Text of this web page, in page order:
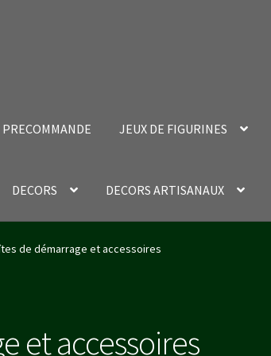
PRECOMMANDE JEUX DE FIGURINES
DECORS DECORS ARTISANAUX
Success Page Validation de la commande
de démarrage et accessoires
et accessoires